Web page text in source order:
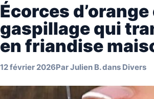
Écorces
gaspillage qui
en friandise
12 février 2026ParJulien B.dans Divers